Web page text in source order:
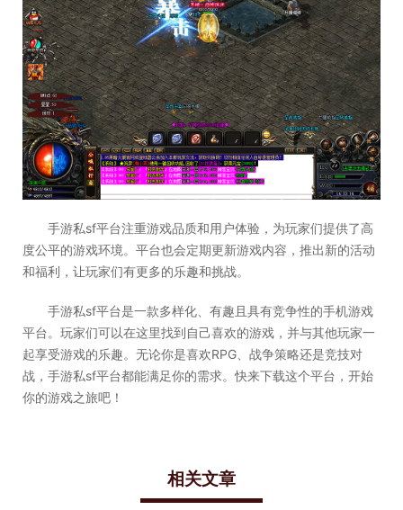
手游私sf平台注重游戏品质和用户体验，为玩家们提供了高
度公平的游戏环境。平台也会定期更新游戏内容，推出新的活动
和福利，让玩家们有更多的乐趣和挑战。
手游私sf平台是一款多样化、有趣且具有竞争性的手机游戏
平台。玩家们可以在这里找到自己喜欢的游戏，并与其他玩家一
起享受游戏的乐趣。无论你是喜欢RPG、战争策略还是竞技对
战，手游私sf平台都能满足你的需求。快来下载这个平台，开始
你的游戏之旅吧！
相关文章